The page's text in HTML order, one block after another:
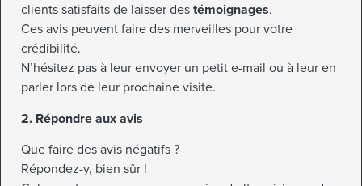
clients satisfaits de laisser des témoignages.
Ces avis peuvent faire des merveilles pour votre
crédibilité.
N’hésitez pas à leur envoyer un petit e-mail ou à leur en
parler lors de leur prochaine visite.
2. Répondre aux avis
Que faire des avis négatifs ?
Répondez-y, bien sûr !